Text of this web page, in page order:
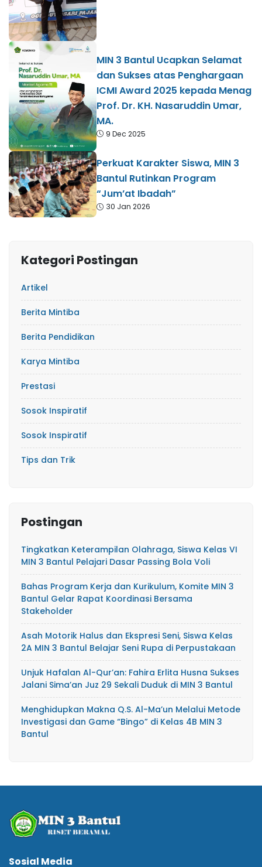
MIN 3 Bantul Ucapkan Selamat
dan Sukses atas Penghargaan
ICMI Award 2025 kepada Menag
Prof. Dr. KH. Nasaruddin Umar,
MA.​
9 Dec 2025
Perkuat Karakter Siswa, MIN 3
Bantul Rutinkan Program
“Jum’at Ibadah”
30 Jan 2026
Kategori Postingan
Artikel
Berita Mintiba
Berita Pendidikan
Karya Mintiba
Prestasi
Sosok Inspiratif
Sosok Inspiratif
Tips dan Trik
Postingan
Tingkatkan Keterampilan Olahraga, Siswa Kelas VI
MIN 3 Bantul Pelajari Dasar Passing Bola Voli
Bahas Program Kerja dan Kurikulum, Komite MIN 3
Bantul Gelar Rapat Koordinasi Bersama
Stakeholder
Asah Motorik Halus dan Ekspresi Seni, Siswa Kelas
2A MIN 3 Bantul Belajar Seni Rupa di Perpustakaan
Unjuk Hafalan Al-Qur’an: Fahira Erlita Husna Sukses
Jalani Sima’an Juz 29 Sekali Duduk di MIN 3 Bantul
Menghidupkan Makna Q.S. Al-Ma’un Melalui Metode
Investigasi dan Game “Bingo” di Kelas 4B MIN 3
Bantul
Sosial Media